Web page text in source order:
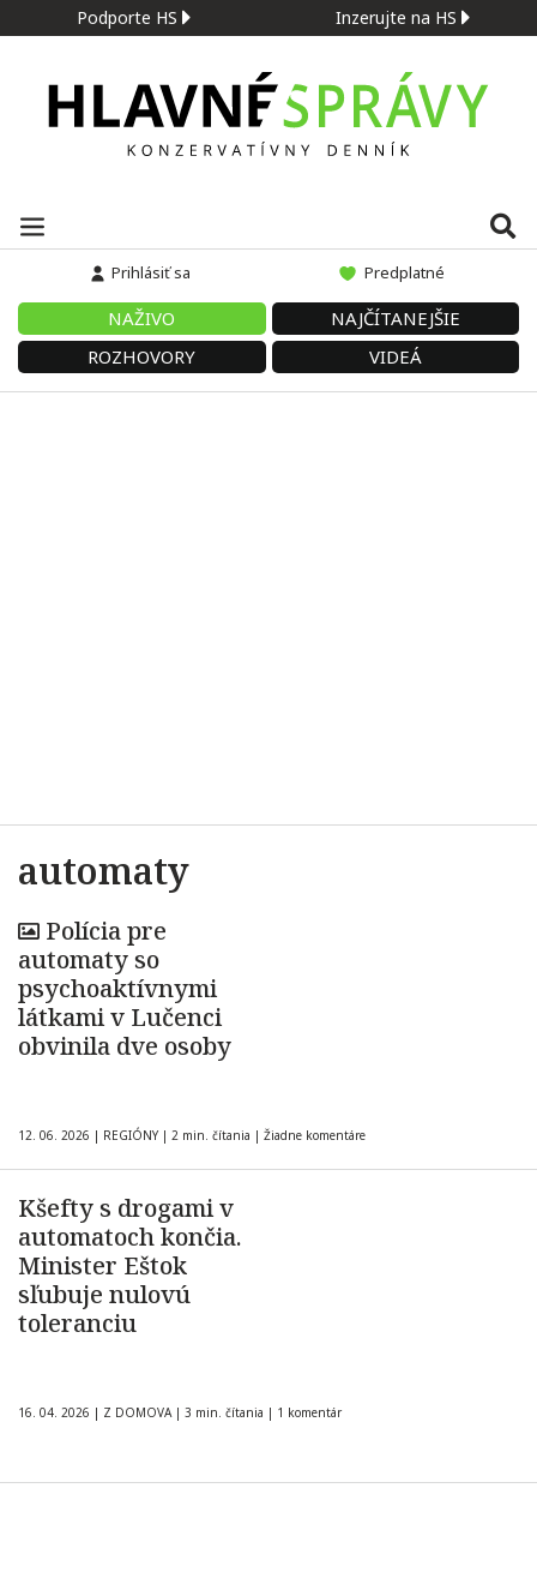
Podporte HS Inzerujte na HS
Prihlásiť sa Predplatné
NAŽIVO
NAJČÍTANEJŠIE
ROZHOVORY
VIDEÁ
automaty
Polícia pre
automaty so
psychoaktívnymi
látkami v Lučenci
obvinila dve osoby
12. 06. 2026 | REGIÓNY | 2 min. čítania | Žiadne komentáre
Kšefty s drogami v
automatoch končia.
Minister Eštok
sľubuje nulovú
toleranciu
16. 04. 2026 | Z DOMOVA | 3 min. čítania | 1 komentár